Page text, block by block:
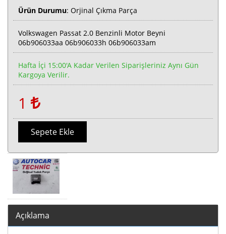
Ürün Durumu: Orjinal Çıkma Parça
Volkswagen Passat 2.0 Benzinli Motor Beyni
06b906033aa 06b906033h 06b906033am
Hafta İçi 15:00'a Kadar Verilen Siparişleriniz Aynı Gün
Kargoya Verilir.
1
Sepete Ekle
Açıklama